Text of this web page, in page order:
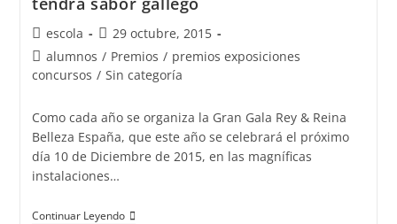
Autor
de
la
escola
Publicación
de
la
29 octubre, 2015
Categoría
de
entrada:
alumnos / Premios / premios exposiciones
concursos / Sin categoría
Como cada año se organiza la Gran Gala Rey & Reina
Belleza España, que este año se celebrará el próximo
día 10 de Diciembre de 2015, en las magníficas
instalaciones…
Continuar Leyendo
El